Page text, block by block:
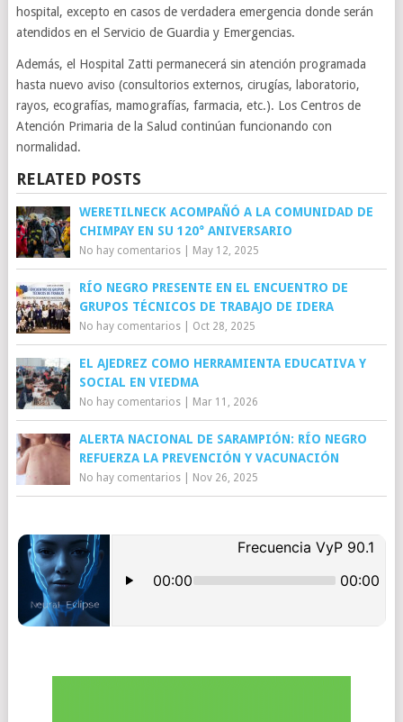
hospital, excepto en casos de verdadera emergencia donde serán
atendidos en el Servicio de Guardia y Emergencias.
Además, el Hospital Zatti permanecerá sin atención programada
hasta nuevo aviso (consultorios externos, cirugías, laboratorio,
rayos, ecografías, mamografías, farmacia, etc.). Los Centros de
Atención Primaria de la Salud continúan funcionando con
normalidad.
RELATED POSTS
WERETILNECK ACOMPAÑÓ A LA COMUNIDAD DE
CHIMPAY EN SU 120° ANIVERSARIO
No hay comentarios| May 12, 2025
RÍO NEGRO PRESENTE EN EL ENCUENTRO DE
GRUPOS TÉCNICOS DE TRABAJO DE IDERA
No hay comentarios| Oct 28, 2025
EL AJEDREZ COMO HERRAMIENTA EDUCATIVA Y
SOCIAL EN VIEDMA
No hay comentarios| Mar 11, 2026
ALERTA NACIONAL DE SARAMPIÓN: RÍO NEGRO
REFUERZA LA PREVENCIÓN Y VACUNACIÓN
No hay comentarios| Nov 26, 2025